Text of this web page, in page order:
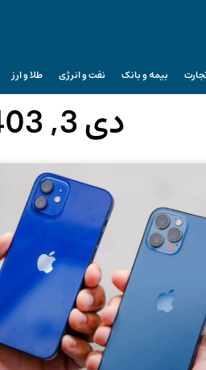
بیمه و بانک نفت و انرژی طلا و ارز
دی 3, 1403 (فرمت تاریخ آرشیو روزانه)